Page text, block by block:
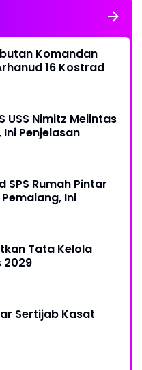
Komandan
16 Kostrad
USS Nimitz Melintas
Penjelasan
SPS Rumah Pintar
Ini
Tata Kelola
2029
Sertijab Kasat